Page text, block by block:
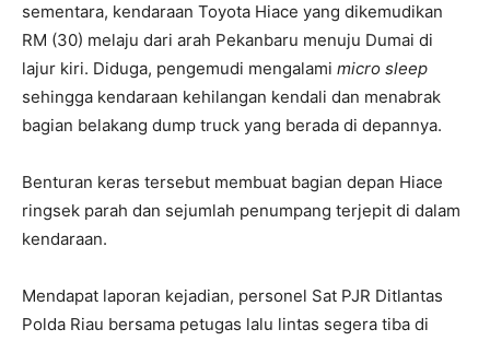
sementara, kendaraan Toyota Hiace yang dikemudikan
RM (30) melaju dari arah Pekanbaru menuju Dumai di
lajur kiri. Diduga, pengemudi mengalami micro sleep
sehingga kendaraan kehilangan kendali dan menabrak
bagian belakang dump truck yang berada di depannya.
Benturan keras tersebut membuat bagian depan Hiace
ringsek parah dan sejumlah penumpang terjepit di dalam
kendaraan.
Mendapat laporan kejadian, personel Sat PJR Ditlantas
Polda Riau bersama petugas lalu lintas segera tiba di